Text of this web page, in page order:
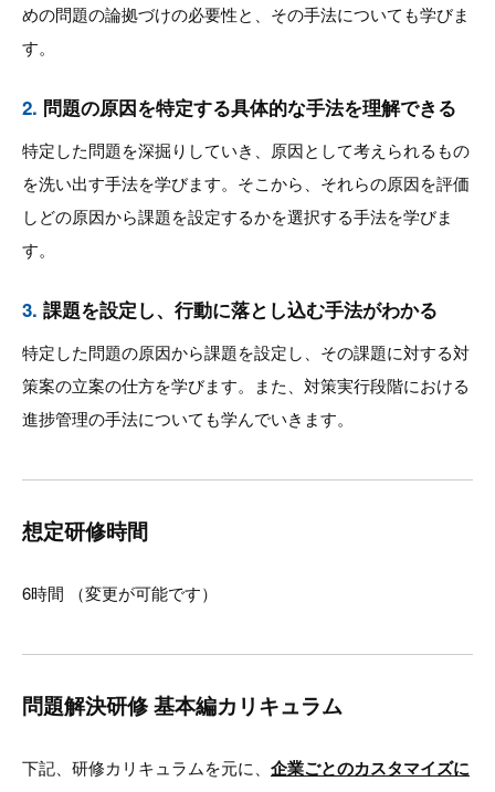
めの問題の論拠づけの必要性と、その手法についても学びま
す。
2. 問題の原因を特定する具体的な手法を理解できる
特定した問題を深掘りしていき、原因として考えられるもの
を洗い出す手法を学びます。そこから、それらの原因を評価
しどの原因から課題を設定するかを選択する手法を学びま
す。
3. 課題を設定し、行動に落とし込む手法がわかる
特定した問題の原因から課題を設定し、その課題に対する対
策案の立案の仕方を学びます。また、対策実行段階における
進捗管理の手法についても学んでいきます。
想定研修時間
6時間 （変更が可能です）
問題解決研修 基本編カリキュラム
下記、研修カリキュラムを元に、 企業ごとのカスタマイズに